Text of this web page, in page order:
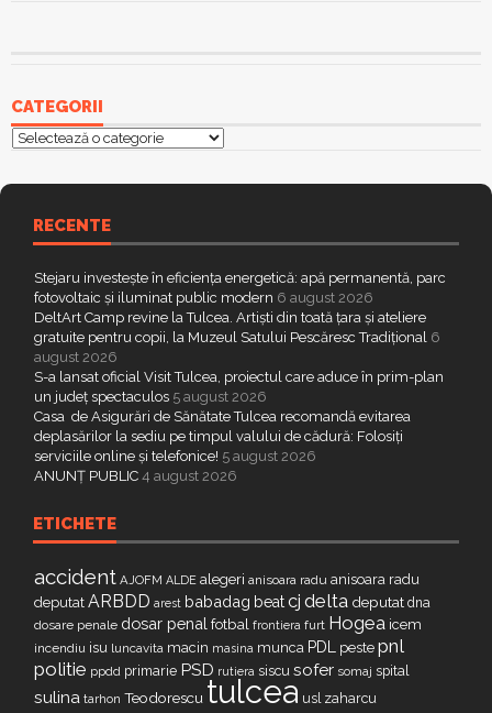
CATEGORII
Categorii
RECENTE
Stejaru investește în eficiența energetică: apă permanentă, parc
fotovoltaic și iluminat public modern 6 august 2026
DeltArt Camp revine la Tulcea. Artiști din toată țara și ateliere
gratuite pentru copii, la Muzeul Satului Pescăresc Tradițional 6
august 2026
S-a lansat oficial Visit Tulcea, proiectul care aduce în prim-plan
un județ spectaculos 5 august 2026
Casa de Asigurări de Sănătate Tulcea recomandă evitarea
deplasărilor la sediu pe timpul valului de cădură: Folosiți
serviciile online și telefonice! 5 august 2026
ANUNȚ PUBLIC 4 august 2026
ETICHETE
accident AJOFM ALDE alegeri anisoara radu anisoara radu
deputat ARBDD arest babadag beatcj delta deputat dna
dosare penale dosar penal fotbal frontiera furt Hogea icem
incendiu isu luncavita macin masina munca PDL peste pnl
politie ppdd primarie PSD rutiera siscu sofer somaj spital
sulina tarhon Teodorescu tulcea usl zaharcu